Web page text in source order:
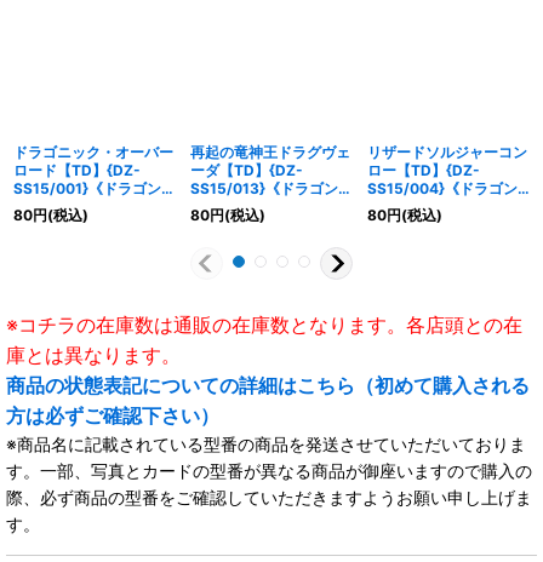
ドラゴニック・オーバー
ロード【TD】{DZ-
SS15/001}《ドラゴンエ
ンパイア》
80円(税込)
再起の竜神王ドラグヴェ
ーダ【TD】{DZ-
SS15/013}《ドラゴンエ
ンパイア》
80円(税込)
リザードソルジャーコン
ロー【TD】{DZ-
SS15/004}《ドラゴン
エンパイア》
80円(税込)
※コチラの在庫数は通販の在庫数となります。各店頭との在
庫とは異なります。
商品の状態表記についての詳細はこちら（初めて購入される
方は必ずご確認下さい）
※商品名に記載されている型番の商品を発送させていただいておりま
す。一部、写真とカードの型番が異なる商品が御座いますので購入の
際、必ず商品の型番をご確認していただきますようお願い申し上げま
す。